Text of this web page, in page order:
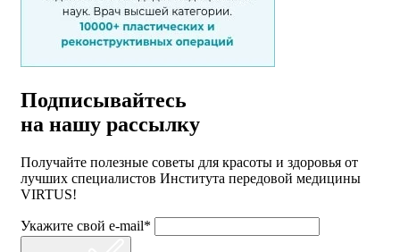
Подписывайтесь
на нашу рассылку
Получайте полезные советы для красоты и здоровья от
лучших специалистов Института передовой медицины
VIRTUS!
Укажите свой e-mail*